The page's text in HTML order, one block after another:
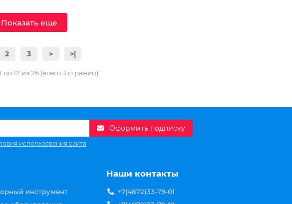
Показать еще
2 3 > >|
по 12 из 26 (всего 3 страниц)
Оформить подписку
использования сайта
инструмент
Наши контакты
+7(4872)33-79-01